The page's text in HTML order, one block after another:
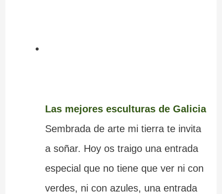
Las mejores esculturas de Galicia
Sembrada de arte mi tierra te invita
a soñar. Hoy os traigo una entrada
especial que no tiene que ver ni con
verdes, ni con azules, una entrada